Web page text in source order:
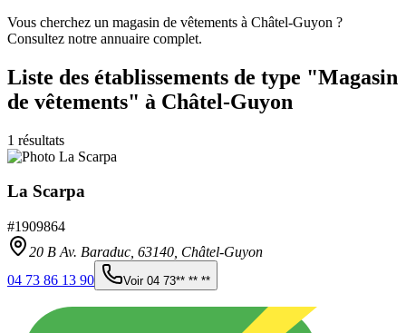
Vous cherchez un magasin de vêtements à Châtel-Guyon ?
Consultez notre annuaire complet.
Liste des établissements de type "Magasin
de vêtements" à Châtel-Guyon
1 résultats
La Scarpa
#1909864
20 B Av. Baraduc, 63140 Châtel-Guyon
04 73 86 13 90
Voir 04 73** ** **